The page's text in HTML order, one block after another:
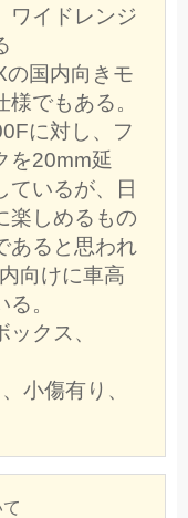
ワイドレンジ
国内向きモ
でもある。
に対し、フ
を20mm延
ているが、日
楽しめるもの
あると思われ
向けに車高
。
クス、
小傷有り、